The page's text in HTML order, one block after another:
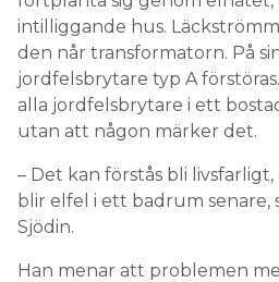
intilliggande hus.
den når transformatorn. På
jordfelsbrytare typ A
alla jordfelsbrytare i ett
utan att någon märker det.
– Det kan förstås bli
blir elfel i ett badrum senare,
Sjödin.
Han menar att problemen